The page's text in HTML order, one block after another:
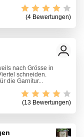
(4 Bewertungen)
nach Grösse in
schneiden.
die Garnitur...
(13 Bewertungen)